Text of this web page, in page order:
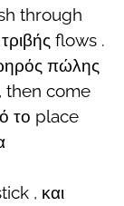
through
flows .
πώλης
then come
το place
, και